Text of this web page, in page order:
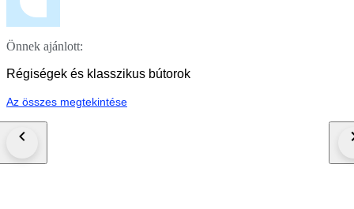
Önnek ajánlott:
Régiségek és klasszikus bútorok
Az összes megtekintése